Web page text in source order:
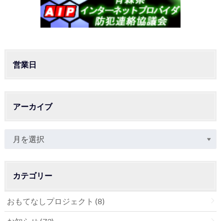
営業日
アーカイブ
カテゴリー
おもてなしプロジェクト (8)